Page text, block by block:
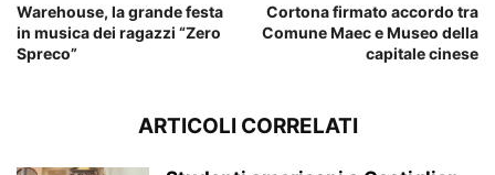
Warehouse, la grande festa
in musica dei ragazzi “Zero
Spreco”
Cortona firmato accordo tra
Comune Maec e Museo della
capitale cinese
ARTICOLI CORRELATI